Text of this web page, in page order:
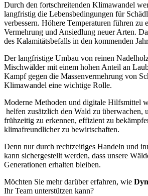
Durch den fortschreitenden Klimawandel
langfristig die Lebensbedingungen für
verbessern. Höhere Temperaturen führen zu
Vermehrung und Ansiedlung neuer Arten.
des Kalamitätsbefalls in den kommenden
Der langfristige Umbau von reinen
Mischwälder mit einem hohen Anteil an
Kampf gegen die Massenvermehrung von
Klimawandel eine wichtige Rolle.
Moderne Methoden und digitale Hilfsmittel
helfen zusätzlich den Wald zu überwachen,
frühzeitig zu erkennen, effizient zu
klimafreundlicher zu bewirtschaften.
Denn nur durch rechtzeitiges Handeln und
kann sichergestellt werden, dass unsere
Generationen erhalten bleiben.
Möchten Sie mehr darüber erfahren, wie
Ihr Team unterstützen kann?